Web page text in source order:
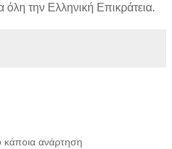
την Ελληνική Επικράτεια.
κάποια ανάρτηση